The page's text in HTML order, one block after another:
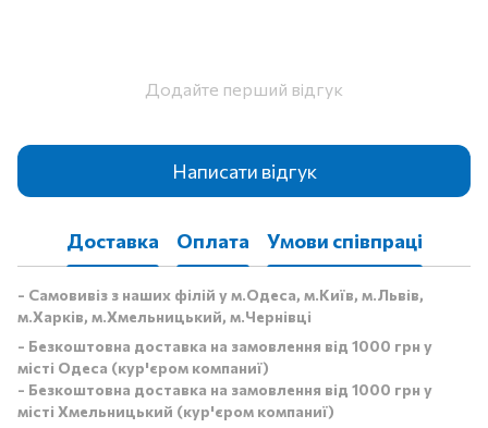
Додайте перший відгук
Написати відгук
Доставка Оплата Умови співпраці
- Самовивіз з наших філій у м.Одеса, м.Київ, м.Львів,
м.Харків, м.Хмельницький, м.Чернівці
- Безкоштовна доставка на замовлення від 1000 грн у
місті Одеса (кур'єром компаниї)
- Безкоштовна доставка на замовлення від 1000 грн у
місті Хмельницький (кур'єром компаниї)